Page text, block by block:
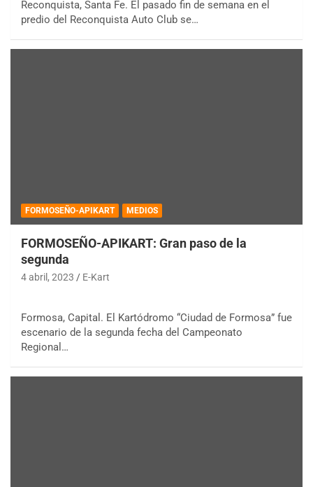
Reconquista, Santa Fe. El pasado fin de semana en el
predio del Reconquista Auto Club se…
FORMOSEÑO-APIKART MEDIOS
FORMOSEÑO-APIKART: Gran paso de la
segunda
4 abril, 2023 E-Kart
Formosa, Capital. El Kartódromo “Ciudad de Formosa” fue
escenario de la segunda fecha del Campeonato
Regional…